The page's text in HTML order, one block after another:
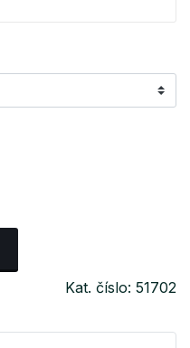
Kat. číslo: 51702